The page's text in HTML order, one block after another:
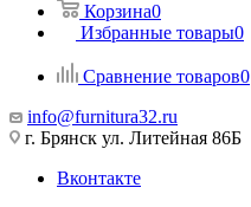
Корзина0
Избранные товары0
Сравнение товаров0
info@furnitura32.ru
г. Брянск ул. Литейная 86Б
Вконтакте